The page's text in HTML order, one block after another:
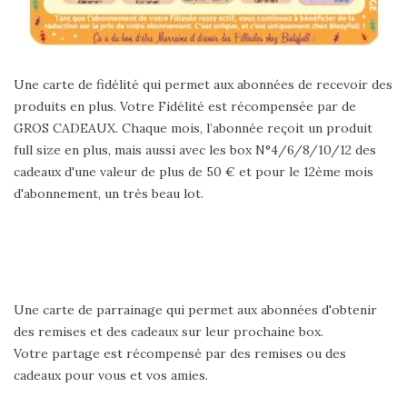
Une carte de fidélité qui permet aux abonnées de recevoir des
produits en plus. Votre Fidélité est récompensée par de
GROS CADEAUX. Chaque mois, l’abonnée reçoit un produit
full size en plus, mais aussi avec les box N°4/6/8/10/12 des
cadeaux d'une valeur de plus de 50 € et pour le 12ème mois
d'abonnement, un très beau lot.
Une carte de parrainage qui permet aux abonnées d'obtenir
des remises et des cadeaux sur leur prochaine box.
Votre partage est récompensé par des remises ou des
cadeaux pour vous et vos amies.